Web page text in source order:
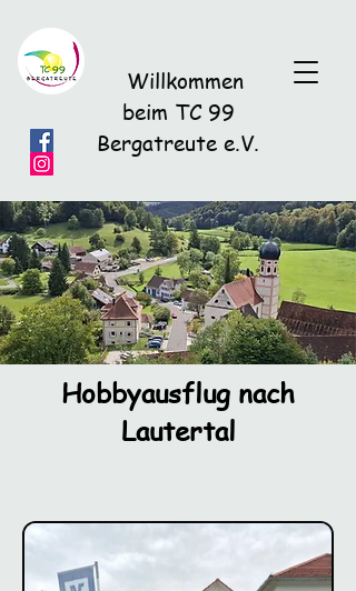
Willkommen
beim TC 99
Bergatreute e.V.
Hobbyausflug nach
Lautertal